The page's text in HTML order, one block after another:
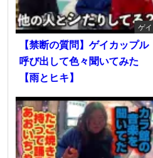
ゲイ
【禁断の質問】ゲイカップル
呼び出して色々聞いてみた
【雨とヒキ】